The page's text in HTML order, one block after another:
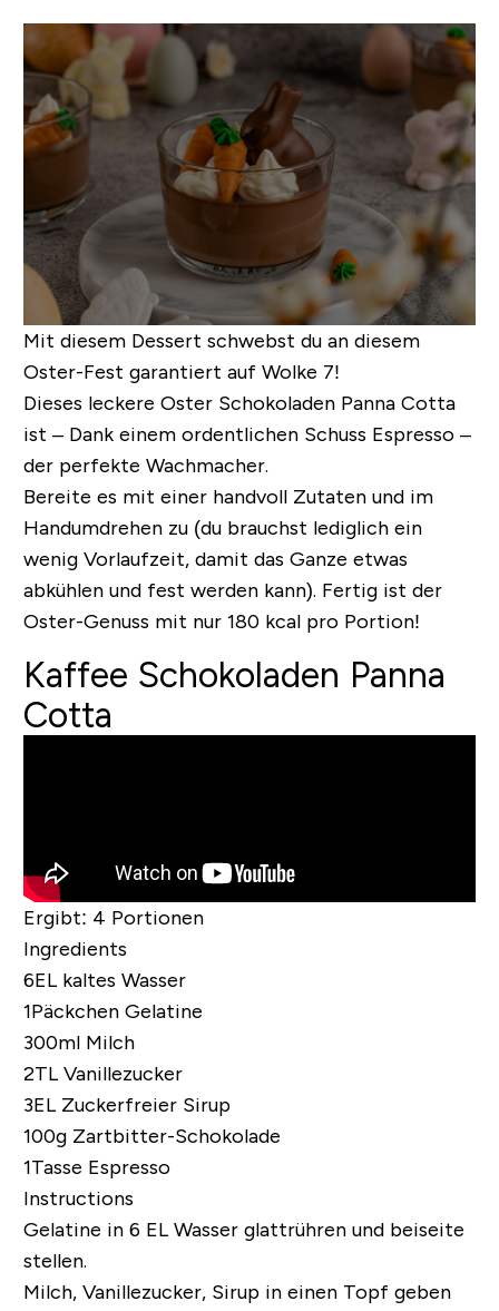
Mit diesem Dessert schwebst du an diesem
Oster-Fest garantiert auf Wolke 7!
Dieses leckere Oster Schokoladen Panna Cotta
ist – Dank einem ordentlichen Schuss Espresso –
der perfekte Wachmacher.
Bereite es mit einer handvoll Zutaten und im
Handumdrehen zu (du brauchst lediglich ein
wenig Vorlaufzeit, damit das Ganze etwas
abkühlen und fest werden kann). Fertig ist der
Oster-Genuss mit nur 180 kcal pro Portion!
Kaffee Schokoladen Panna
Cotta
Ergibt: 4 Portionen
Ingredients
6EL kaltes Wasser
1Päckchen Gelatine
300ml Milch
2TL Vanillezucker
3ELZuckerfreier Sirup
100g Zartbitter-Schokolade
1Tasse Espresso
Instructions
Gelatine in 6 EL Wasser glattrühren und beiseite
stellen.
Milch, Vanillezucker, Sirup in einen Topf geben